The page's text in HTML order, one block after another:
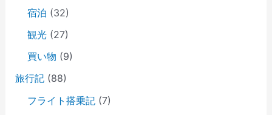
宿泊 (32)
観光(27)
買い物 (9)
旅行記(88)
フライト搭乗記(7)